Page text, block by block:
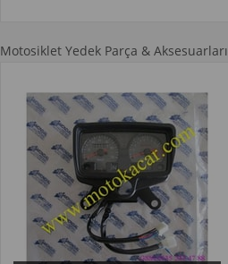
Motosiklet Yedek Parça & Aksesuarları